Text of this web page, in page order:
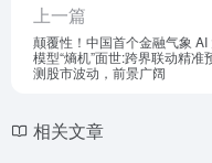
上一篇
颠覆性！中国首个金融气象 AI
模型“熵机”面世:跨界联动精准
测股市波动，前景广阔
相关文章